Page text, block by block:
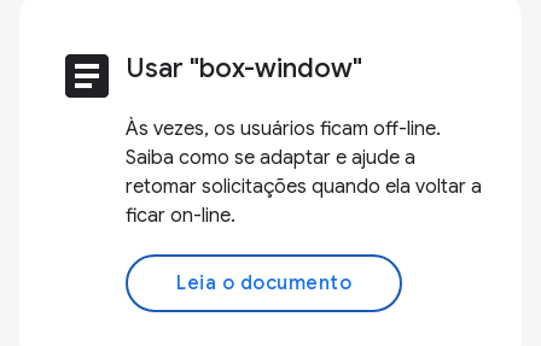
article Usar "box-window"
Às vezes, os usuários ficam off-line.
Saiba como se adaptar e ajude a
retomar solicitações quando ela voltar a
ficar on-line.
Leia o documento